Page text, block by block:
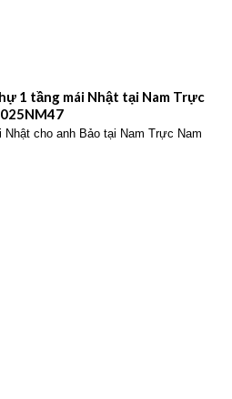
1 tầng mái Nhật tại Nam Trực
cho anh Bảo tại Nam Trực Nam